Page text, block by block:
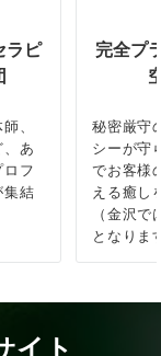
ラピ
、
、あ
ロフ
集結
完全プ
秘密厳守
シーが守
でお客様
える癒し
（金沢で
となりま
イト